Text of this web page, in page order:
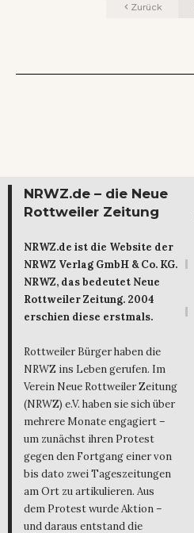
Zurück
NRWZ.de – die Neue
Rottweiler Zeitung
NRWZ.de ist die Website der
NRWZ Verlag GmbH & Co. KG.
NRWZ, das bedeutet Neue
Rottweiler Zeitung. 2004
erschien diese erstmals.
Rottweiler Bürger haben die
NRWZ ins Leben gerufen. Im
Verein Neue Rottweiler Zeitung
(NRWZ) e.V. haben sie sich über
mehrere Monate engagiert –
um zunächst ihren Protest
gegen den Fortgang einer von
bis dato zwei Tageszeitungen
am Ort zu artikulieren. Aus
dem Protest wurde Aktion –
und daraus entstand die